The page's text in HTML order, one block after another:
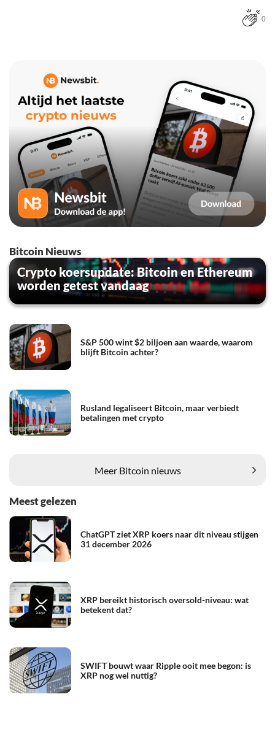
0
Bitcoin Nieuws
Crypto koersupdate: Bitcoin en Ethereum
worden getest vandaag
S&P 500 wint $2 biljoen aan waarde, waarom
blijft Bitcoin achter?
Rusland legaliseert Bitcoin, maar verbiedt
betalingen met crypto
Meer Bitcoin nieuws
Meest gelezen
ChatGPT ziet XRP koers naar dit niveau stijgen
31 december 2026
XRP bereikt historisch oversold-niveau: wat
betekent dat?
SWIFT bouwt waar Ripple ooit mee begon: is
XRP nog wel nuttig?